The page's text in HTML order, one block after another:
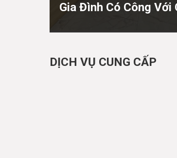
Gia Đình Có Công Với
DỊCH VỤ CUNG CẤP